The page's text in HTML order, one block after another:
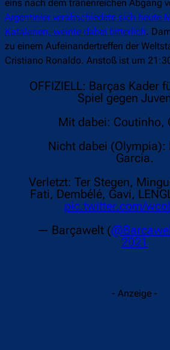
eins nach dem tränenreichen Abgang
Argentinier verabschiedete sich heute
Katalanen, weinte dabei bitterlich.
zu einem Aufeinandertreffen der
Cristiano Ronaldo. Anstoß ist um
OFFIZIELL: Barças Kader
Spiel gegen
Mit dabei: Coutinho,
Nicht dabei (Olympia):
Garcia.
Verletzt: Ter Stegen,
Fati, Dembélé, Gavi,
pic.twitter.com/
— Barçawelt (
2021
- Anzeige -